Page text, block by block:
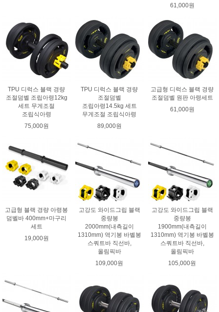
61,000원
TPU 디럭스 블랙 경량
조절덤벨 조립아령12kg
세트 무게조절
조립식아령
75,000원
TPU 디럭스 블랙 경량
조절덤벨
조립아령14.5kg 세트
무게조절 조립식아령
89,000원
고급형 디럭스 블랙 경량
조절덤벨 원판 아령세트
61,000원
고급형 블랙 경량 아령봉
덤벨바 400mm+마구리
세트
19,000원
고강도 와이드그립 블랙
중량봉
2000mm(내측길이
1310mm) 역기봉 바벨봉
스쿼트바 직선바,
올림픽바
109,000원
고강도 와이드그립 블랙
중량봉
1900mm(내측길이
1310mm) 역기봉 바벨봉
스쿼트바 직선바,
올림픽바
105,000원